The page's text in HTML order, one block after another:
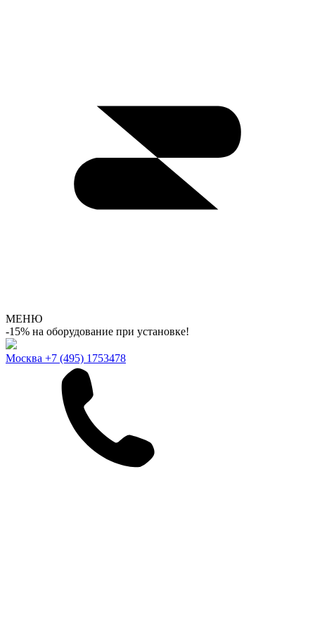
МЕНЮ
-15% на оборудование при установке!
Москва +7 (495) 1753478